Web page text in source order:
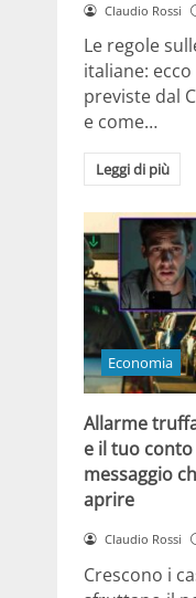
Claudio Rossi
Le regole
italiane:
previste dal
e come…
Leggi di più
Economia
Allarme
e il tuo
messaggio
aprire
Claudio Rossi
Crescono i